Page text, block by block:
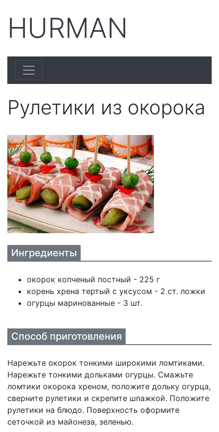
HURMAN
Рулетики из окорока
Ингредиенты
окорок копченый постный - 225 г
корень хрена тертый с уксусом - 2 ст. ложки
огурцы маринованные - 3 шт.
Способ приготовления
Нарежьте окорок тонкими широкими ломтиками.
Нарежьте тонкими дольками огурцы. Смажьте
ломтики окорока хреном, положите дольку огурца,
сверните рулетики и скрепите шпажкой. Положите
рулетики на блюдо. Поверхность оформите
сеточкой из майонеза, зеленью.